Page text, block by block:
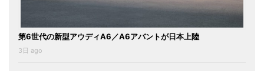
第6世代の新型アウディA6／A6アバントが日本上陸
3日 ago